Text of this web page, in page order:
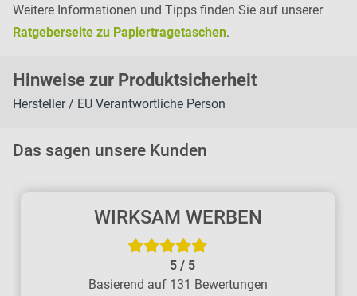
Weitere Informationen und Tipps finden Sie auf unserer
Ratgeberseite zu Papiertragetaschen.
Hinweise zur Produktsicherheit
Hersteller / EU Verantwortliche Person
Das sagen unsere Kunden
WIRKSAM WERBEN
5/ 5
Basierend auf 131 Bewertungen